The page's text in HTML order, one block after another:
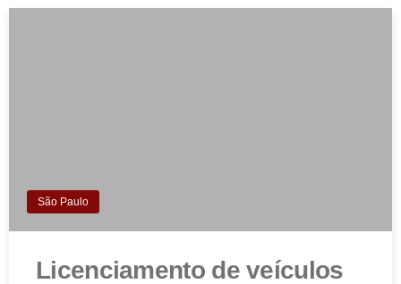
São Paulo
Licenciamento de veículos